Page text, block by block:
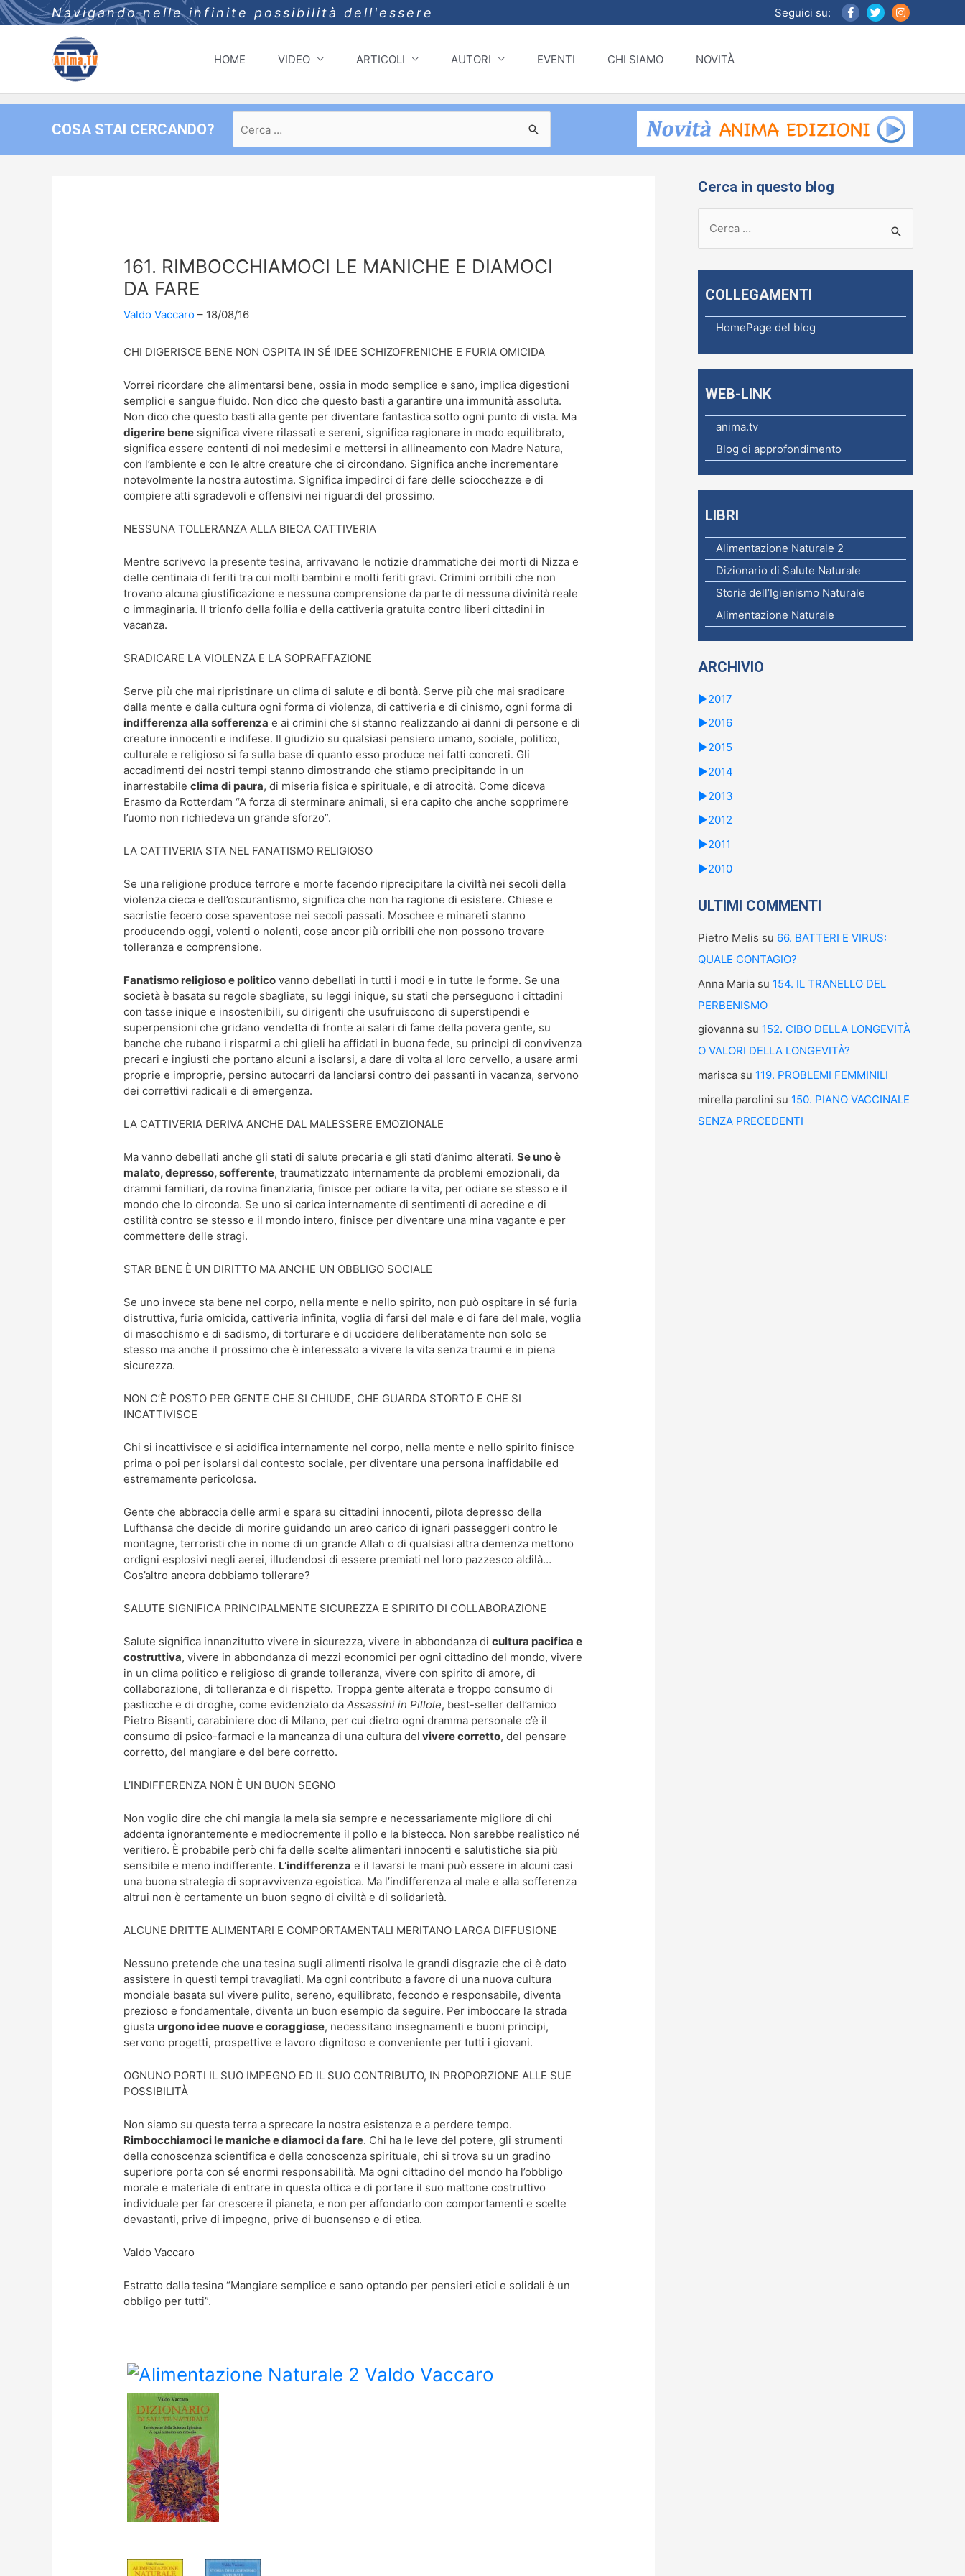
Navigando nelle infinite possibilità dell'essere Seguici su:
HOME VIDEO ARTICOLI AUTORI EVENTI CHI SIAMO NOVITÀ
COSA STAI CERCANDO?
per:
161. RIMBOCCHIAMOCI LE MANICHE E DIAMOCI
DA FARE
Valdo Vaccaro 18/08/16
CHI DIGERISCE BENE NON OSPITA IN SÉ IDEE SCHIZOFRENICHE E FURIA OMICIDA
Vorrei ricordare che alimentarsi bene, ossia in modo semplice e sano, implica digestioni
semplici e sangue fluido. Non dico che questo basti a garantire una immunità assoluta.
Non dico che questo basti alla gente per diventare fantastica sotto ogni punto di vista. Ma
digerire bene significa vivere rilassati e sereni, significa ragionare in modo equilibrato,
significa essere contenti di noi medesimi e mettersi in allineamento con Madre Natura,
con l’ambiente e con le altre creature che ci circondano. Significa anche incrementare
notevolmente la nostra autostima. Significa impedirci di fare delle sciocchezze e di
compiere atti sgradevoli e offensivi nei riguardi del prossimo.
NESSUNA TOLLERANZA ALLA BIECA CATTIVERIA
Mentre scrivevo la presente tesina, arrivavano le notizie drammatiche dei morti di Nizza e
delle centinaia di feriti tra cui molti bambini e molti feriti gravi. Crimini orribili che non
trovano alcuna giustificazione e nessuna comprensione da parte di nessuna divinità reale
o immaginaria. Il trionfo della follia e della cattiveria gratuita contro liberi cittadini in
vacanza.
SRADICARE LA VIOLENZA E LA SOPRAFFAZIONE
Serve più che mai ripristinare un clima di salute e di bontà. Serve più che mai sradicare
dalla mente e dalla cultura ogni forma di violenza, di cattiveria e di cinismo, ogni forma di
indifferenza alla sofferenza e ai crimini che si stanno realizzando ai danni di persone e di
creature innocenti e indifese. Il giudizio su qualsiasi pensiero umano, sociale, politico,
culturale e religioso si fa sulla base di quanto esso produce nei fatti concreti. Gli
accadimenti dei nostri tempi stanno dimostrando che stiamo precipitando in un
inarrestabileclima di paura, di miseria fisica e spirituale, e di atrocità. Come diceva
Erasmo da Rotterdam “A forza di sterminare animali, si era capito che anche sopprimere
l’uomo non richiedeva un grande sforzo”.
LA CATTIVERIA STA NEL FANATISMO RELIGIOSO
Se una religione produce terrore e morte facendo riprecipitare la civiltà nei secoli della
violenza cieca e dell’oscurantismo, significa che non ha ragione di esistere. Chiese e
sacristie fecero cose spaventose nei secoli passati. Moschee e minareti stanno
producendo oggi, volenti o nolenti, cose ancor più orribili che non possono trovare
tolleranza e comprensione.
Fanatismo religioso e politico vanno debellati in tutti i modi e in tutte le forme. Se una
società è basata su regole sbagliate, su leggi inique, su stati che perseguono i cittadini
con tasse inique e insostenibili, su dirigenti che usufruiscono di superstipendi e
superpensioni che gridano vendetta di fronte ai salari di fame della povera gente, su
banche che rubano i risparmi a chi glieli ha affidati in buona fede, su principi di convivenza
precari e ingiusti che portano alcuni a isolarsi, a dare di volta al loro cervello, a usare armi
proprie e improprie, persino autocarri da lanciarsi contro dei passanti in vacanza, servono
dei correttivi radicali e di emergenza.
LA CATTIVERIA DERIVA ANCHE DAL MALESSERE EMOZIONALE
Ma vanno debellati anche gli stati di salute precaria e gli stati d’animo alterati.Se uno è
malato, depresso, sofferente, traumatizzato internamente da problemi emozionali, da
drammi familiari, da rovina finanziaria, finisce per odiare la vita, per odiare se stesso e il
mondo che lo circonda. Se uno si carica internamente di sentimenti di acredine e di
ostilità contro se stesso e il mondo intero, finisce per diventare una mina vagante e per
commettere delle stragi.
STAR BENE È UN DIRITTO MA ANCHE UN OBBLIGO SOCIALE
Se uno invece sta bene nel corpo, nella mente e nello spirito, non può ospitare in sé furia
distruttiva, furia omicida, cattiveria infinita, voglia di farsi del male e di fare del male, voglia
di masochismo e di sadismo, di torturare e di uccidere deliberatamente non solo se
stesso ma anche il prossimo che è interessato a vivere la vita senza traumi e in piena
sicurezza.
NON C’È POSTO PER GENTE CHE SI CHIUDE, CHE GUARDA STORTO E CHE SI
INCATTIVISCE
Chi si incattivisce e si acidifica internamente nel corpo, nella mente e nello spirito finisce
prima o poi per isolarsi dal contesto sociale, per diventare una persona inaffidabile ed
estremamente pericolosa.
Gente che abbraccia delle armi e spara su cittadini innocenti, pilota depresso della
Lufthansa che decide di morire guidando un areo carico di ignari passeggeri contro le
montagne, terroristi che in nome di un grande Allah o di qualsiasi altra demenza mettono
ordigni esplosivi negli aerei, illudendosi di essere premiati nel loro pazzesco aldilà…
Cos’altro ancora dobbiamo tollerare?
SALUTE SIGNIFICA PRINCIPALMENTE SICUREZZA E SPIRITO DI COLLABORAZIONE
Salute significa innanzitutto vivere in sicurezza, vivere in abbondanza dicultura pacifica e
costruttiva, vivere in abbondanza di mezzi economici per ogni cittadino del mondo, vivere
in un clima politico e religioso di grande tolleranza, vivere con spirito di amore, di
collaborazione, di tolleranza e di rispetto. Troppa gente alterata e troppo consumo di
pasticche e di droghe, come evidenziato daAssassini in Pillole, best-seller dell’amico
Pietro Bisanti, carabiniere doc di Milano, per cui dietro ogni dramma personale c’è il
consumo di psico-farmaci e la mancanza di una cultura del vivere corretto, del pensare
corretto, del mangiare e del bere corretto.
L’INDIFFERENZA NON È UN BUON SEGNO
Non voglio dire che chi mangia la mela sia sempre e necessariamente migliore di chi
addenta ignorantemente e mediocremente il pollo e la bistecca. Non sarebbe realistico né
veritiero. È probabile però chi fa delle scelte alimentari innocenti e salutistiche sia più
sensibile e meno indifferente. L’indifferenza e il lavarsi le mani può essere in alcuni casi
una buona strategia di sopravvivenza egoistica. Ma l’indifferenza al male e alla sofferenza
altrui non è certamente un buon segno di civiltà e di solidarietà.
ALCUNE DRITTE ALIMENTARI E COMPORTAMENTALI MERITANO LARGA DIFFUSIONE
Nessuno pretende che una tesina sugli alimenti risolva le grandi disgrazie che ci è dato
assistere in questi tempi travagliati. Ma ogni contributo a favore di una nuova cultura
mondiale basata sul vivere pulito, sereno, equilibrato, fecondo e responsabile, diventa
prezioso e fondamentale, diventa un buon esempio da seguire. Per imboccare la strada
giusta urgono idee nuove e coraggiose, necessitano insegnamenti e buoni principi,
servono progetti, prospettive e lavoro dignitoso e conveniente per tutti i giovani.
OGNUNO PORTI IL SUO IMPEGNO ED IL SUO CONTRIBUTO, IN PROPORZIONE ALLE SUE
POSSIBILITÀ
Non siamo su questa terra a sprecare la nostra esistenza e a perdere tempo.
Rimbocchiamoci le maniche e diamoci da fare. Chi ha le leve del potere, gli strumenti
della conoscenza scientifica e della conoscenza spirituale, chi si trova su un gradino
superiore porta con sé enormi responsabilità. Ma ogni cittadino del mondo ha l’obbligo
morale e materiale di entrare in questa ottica e di portare il suo mattone costruttivo
individuale per far crescere il pianeta, e non per affondarlo con comportamenti e scelte
devastanti, prive di impegno, prive di buonsenso e di etica.
Valdo Vaccaro
Estratto dalla tesina “Mangiare semplice e sano optando per pensieri etici e solidali è un
obbligo per tutti”.
Cerca in questo blog
p
COLLEGAMENTI
HomePage del blog
WEB-LINK
anima.tv
Blog di approfondimento
LIBRI
Alimentazione Naturale 2
Dizionario di Salute Naturale
Storia dell’Igienismo Naturale
Alimentazione Naturale
ARCHIVIO
►2017
►2016
►2015
►2014
►2013
►2012
►2011
►2010
ULTIMI COMMENTI
Pietro Melis su 66. BATTERI E VIRUS:
QUALE CONTAGIO?
Anna Maria su 154. IL TRANELLO DEL
PERBENISMO
giovanna su 152. CIBO DELLA LONGEVITÀ
O VALORI DELLA LONGEVITÀ?
marisca su 119. PROBLEMI FEMMINILI
mirella parolini su 150. PIANO VACCINALE
SENZA PRECEDENTI